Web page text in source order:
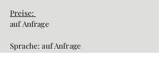
Preise:
auf Anfrage
Sprache: auf Anfrage